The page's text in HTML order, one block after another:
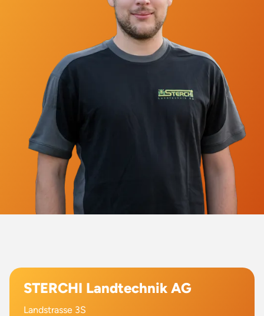
STERCHI Landtechnik AG
Landstrasse 3S